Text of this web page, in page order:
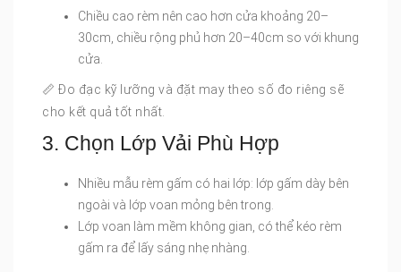
Chiều cao rèm nên cao hơn cửa khoảng 20–
30cm, chiều rộng phủ hơn 20–40cm so với khung
cửa.
📏 Đo đạc kỹ lưỡng và đặt may theo số đo riêng sẽ
cho kết quả tốt nhất.
3. Chọn Lớp Vải Phù Hợp
Nhiều mẫu rèm gấm có hai lớp: lớp gấm dày bên
ngoài và lớp voan mỏng bên trong.
Lớp voan làm mềm không gian, có thể kéo rèm
gấm ra để lấy sáng nhẹ nhàng.